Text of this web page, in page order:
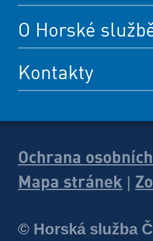
O Horské
Kontakty
Ochrana
Mapa stránek
© Horská služba